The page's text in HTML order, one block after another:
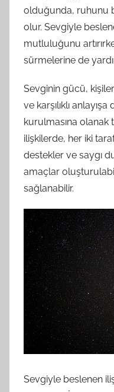
olduğunda, ruhunu
olur. Sevgiyle
mutluluğunu
sürmelerine de
Sevginin gücü,
ve karşılıklı
kurulmasına olanak
ilişkilerde, her iki
destekler ve saygı
amaçlar
sağlanabilir.
Sevgiyle beslenen